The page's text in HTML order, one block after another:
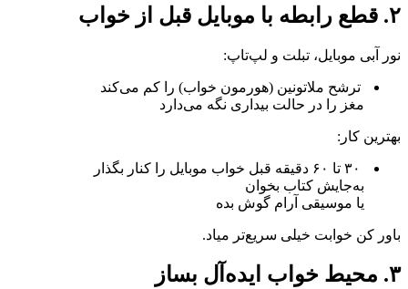
۲. قطع رابطه با موبایل قبل از خواب
نور آبی موبایل، تبلت و لپ‌تاپ:
ترشح ملاتونین (هورمون خواب) را کم می‌کند
مغز را در حالت بیداری نگه می‌دارد
بهترین کار:
به‌جایش کتاب بخوان
یا موسیقی آرام گوش بده
باور کن خوابت خیلی سریع‌تر میاد.
۳. محیط خواب ایده‌آل بساز